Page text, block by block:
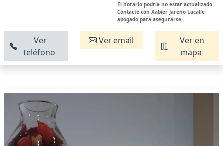
El horario podría no estar actualizado.
Contacte con Xabier Jareño Lacalle
abogado para asegurarse.
Ver
teléfono
Ver email
Ver en
mapa